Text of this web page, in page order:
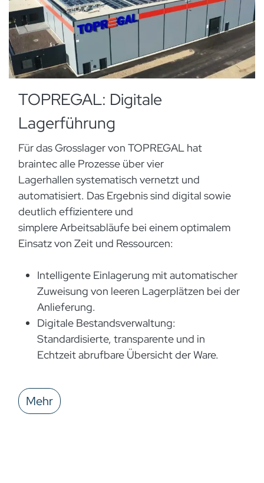
TOPREGAL: Digitale
Lagerführung
Für das Grosslager von TOPREGAL hat
braintec alle Prozesse über vier
Lagerhallen systematisch vernetzt und
automatisiert. Das Ergebnis sind digital sowie
deutlich effizientere und
simplere Arbeitsabläufe bei einem optimalem
Einsatz von Zeit und Ressourcen:
Intelligente Einlagerung mit automatischer
Zuweisung von leeren Lagerplätzen bei der
Anlieferung.
Digitale Bestandsverwaltung:
Standardisierte, transparente und in
Echtzeit abrufbare Übersicht der Ware.
Mehr